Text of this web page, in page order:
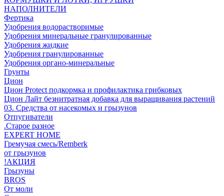
НАПОЛНИТЕЛИ
Фертика
Удобрения водорастворимые
Удобрения минеральные гранулированные
Удобрения жидкие
Удобрения гранулированные
Удобрения органо-минеральные
Грунты
Цион
Цион Protect подкормка и профилактика грибковых
Цион Лайт безнитратная добавка для выращивания растений
03. Средства от насекомых и грызунов
Отпугиватели
.Старое разное
EXPERT HOME
Гремучая смесь/Remberk
от грызунов
!АКЦИЯ
Грызуны
BROS
От моли